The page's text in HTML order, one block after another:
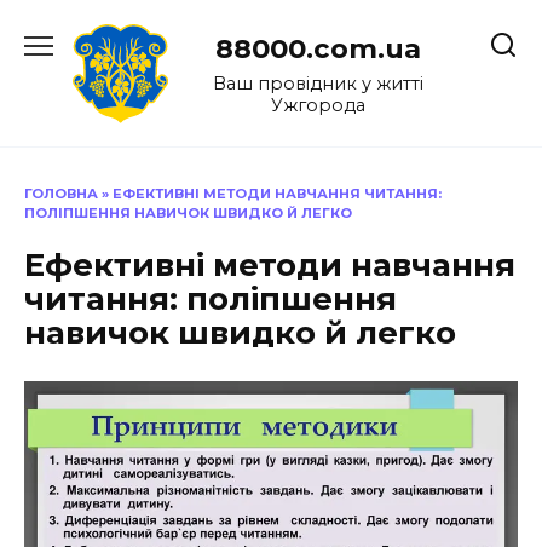
до
88000.com.ua
Ваш провідник у житті
Ужгорода
ГОЛОВНА » ЕФЕКТИВНІ МЕТОДИ НАВЧАННЯ ЧИТАННЯ:
ПОЛІПШЕННЯ НАВИЧОК ШВИДКО Й ЛЕГКО
Ефективні методи навчання
читання: поліпшення
навичок швидко й легко